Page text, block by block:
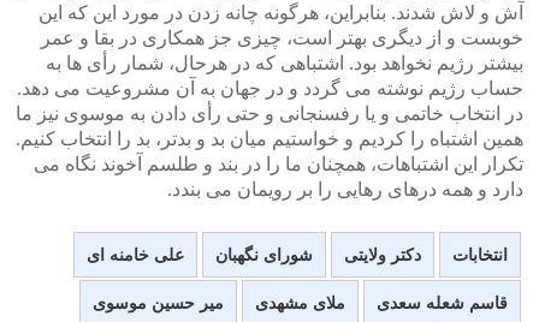
آش و لاش شدند. بنابراین، هرگونه چانه زدن در مورد این که این
خوبست و از دیگری بهتر است، چیزی جز همکاری در بقا و عمر
بیشتر رژیم نخواهد بود. اشتباهی که در هرحال، شمار رأی ها به
حساب رژیم نوشته می گردد و در جهان به آن مشروعیت می دهد.
در انتخاب خاتمی و یا رفسنجانی و حتی رأی دادن به موسوی نیز ما
همین اشتباه را کردیم و خواستیم میان بد و بدتر، بد را انتخاب کنیم.
تکرار این اشتباهات، همچنان ما را در بند و طلسم آخوند نگاه می
دارد و همه درهای رهایی را بر رویمان می بندد.
انتخابات دکتر ولایتی شورای نگهبان علی خامنه ای
قاسم شعله سعدی ملای مشهدی میر حسین موسوی